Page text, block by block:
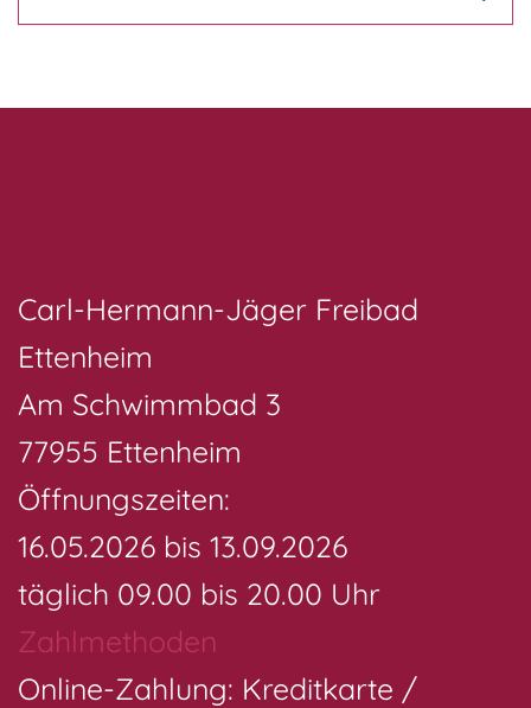
Carl-Hermann-Jäger Freibad
Ettenheim
Am Schwimmbad 3
77955 Ettenheim
Öffnungszeiten:
16.05.2026 bis 13.09.2026
täglich 09.00 bis 20.00 Uhr
Zahlmethoden
Online-Zahlung: Kreditkarte /